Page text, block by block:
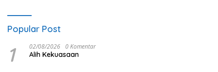
Popular Post
1 02/08/2026 0 Komentar
Alih Kekuasaan